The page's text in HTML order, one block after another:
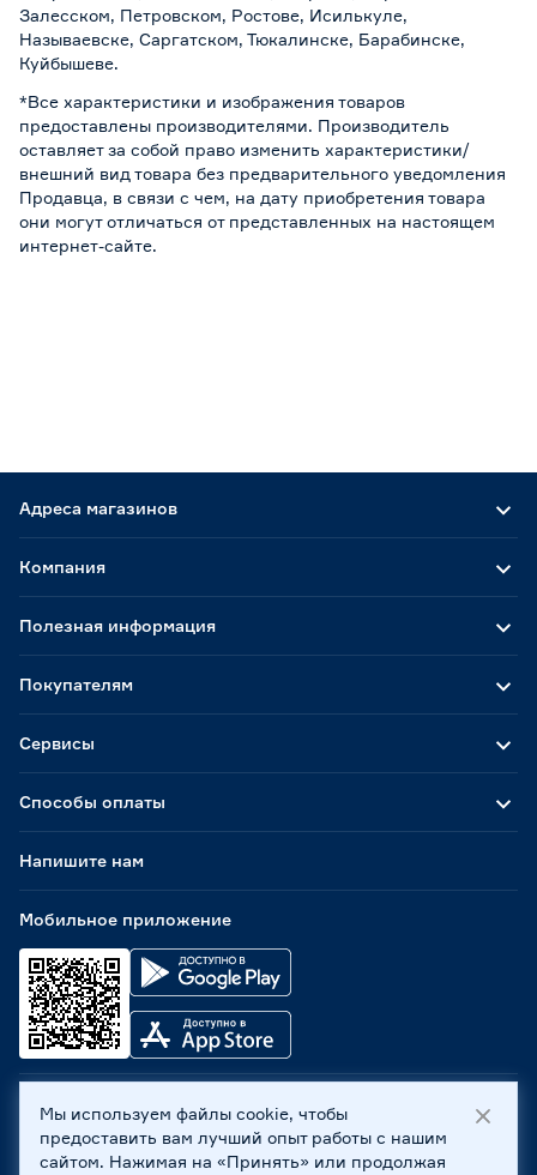
Залесском, Петровском, Ростове, Исилькуле,
Называевске, Саргатском, Тюкалинске, Барабинске,
Куйбышеве.
*Все характеристики и изображения товаров
предоставлены производителями. Производитель
оставляет за собой право изменить характеристики/
внешний вид товара без предварительного уведомления
Продавца, в связи с чем, на дату приобретения товара
они могут отличаться от представленных на настоящем
интернет-сайте.
Адреса магазинов
Способы оплаты
Мобильное приложение
Компания
Полезная информация
Покупателям
Сервисы
Напишите нам
ООО «Бауцентр Рус» 2004 -2026, 236029, г. Калининград,
ул. А.Невского, 205. ИНН 7702596813, КПП 390601001 ©
Все права защищены
Мы используем файлы cookie, чтобы
предоставить вам лучший опыт работы с нашим
сайтом. Нажимая на «Принять» или продолжая